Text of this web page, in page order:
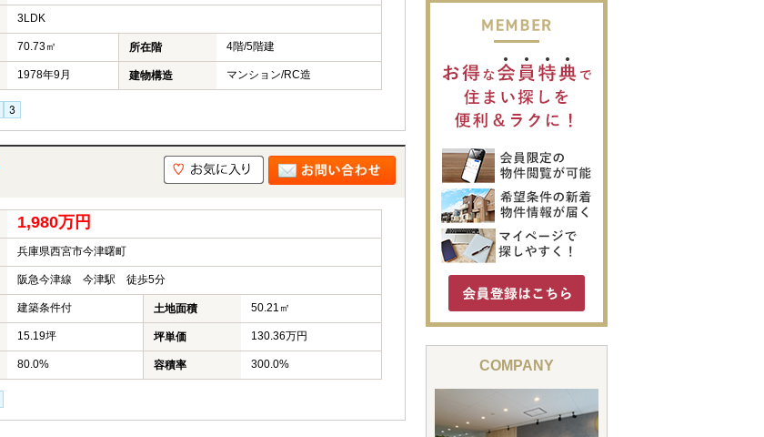
3LDK
70.73㎡ 所在階 4階/5階建
1978年9月 建物構造 マンション/RC造
1,980万円
兵庫県西宮市今津曙町
阪急今津線 今津駅 徒歩5分
建築条件付 土地面積 50.21㎡
15.19坪 坪単価 130.36万円
80.0% 容積率 300.0% COMPANY